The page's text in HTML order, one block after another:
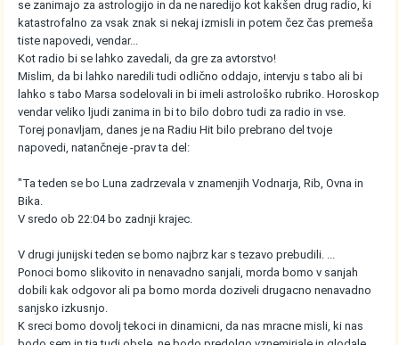
se zanimajo za astrologijo in da ne naredijo kot kakšen drug radio, ki
katastrofalno za vsak znak si nekaj izmisli in potem čez čas premeša
tiste napovedi, vendar...
Kot radio bi se lahko zavedali, da gre za avtorstvo!
Mislim, da bi lahko naredili tudi odlično oddajo, intervju s tabo ali bi
lahko s tabo Marsa sodelovali in bi imeli astrološko rubriko. Horoskop
vendar veliko ljudi zanima in bi to bilo dobro tudi za radio in vse.
Torej ponavljam, danes je na Radiu Hit bilo prebrano del tvoje
napovedi, natančneje -prav ta del:
"Ta teden se bo Luna zadrzevala v znamenjih Vodnarja, Rib, Ovna in
Bika.
V sredo ob 22:04 bo zadnji krajec.
V drugi junijski teden se bomo najbrz kar s tezavo prebudili. ...
Ponoci bomo slikovito in nenavadno sanjali, morda bomo v sanjah
dobili kak odgovor ali pa bomo morda doziveli drugacno nenavadno
sanjsko izkusnjo.
K sreci bomo dovolj tekoci in dinamicni, da nas mracne misli, ki nas